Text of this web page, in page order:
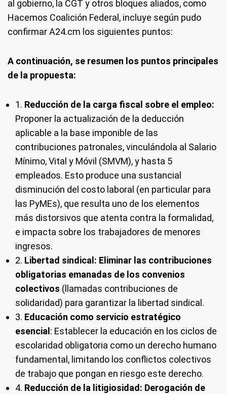
al gobierno, la CGT y otros bloques aliados, como
Hacemos Coalición Federal, incluye según pudo
confirmar A24.cm los siguientes puntos:
A continuación, se resumen los puntos principales
de la propuesta:
1. Reducción de la carga fiscal sobre el empleo:
Proponer la actualización de la deducción
aplicable a la base imponible de las
contribuciones patronales, vinculándola al Salario
Mínimo, Vital y Móvil (SMVM), y hasta 5
empleados. Esto produce una sustancial
disminución del costo laboral (en particular para
las PyMEs), que resulta uno de los elementos
más distorsivos que atenta contra la formalidad,
e impacta sobre los trabajadores de menores
ingresos.
2. Libertad sindical: Eliminar las contribuciones
obligatorias emanadas de los convenios
colectivos (llamadas contribuciones de
solidaridad) para garantizar la libertad sindical.
3. Educación como servicio estratégico
esencial : Establecer la educación en los ciclos de
escolaridad obligatoria como un derecho humano
fundamental, limitando los conflictos colectivos
de trabajo que pongan en riesgo este derecho.
4. Reducción de la litigiosidad: Derogación de